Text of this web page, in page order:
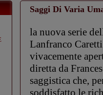
Saggi Di Varia
la nuova serie
Lanfranco
vivacemente
diretta da
saggistica che,
soddisfatto le